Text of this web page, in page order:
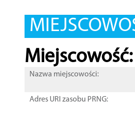
Miejscowość:
Nazwa miejscowości:
Adres URI zasobu PRNG: